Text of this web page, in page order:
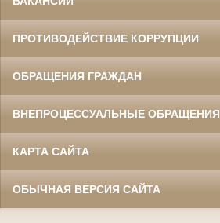
ПРОТИВОДЕЙСТВИЕ КОРРУПЦИИ
ОБРАЩЕНИЯ ГРАЖДАН
ВНЕПРОЦЕССУАЛЬНЫЕ ОБРАЩЕНИЯ
КАРТА САЙТА
ОБЫЧНАЯ ВЕРСИЯ САЙТА